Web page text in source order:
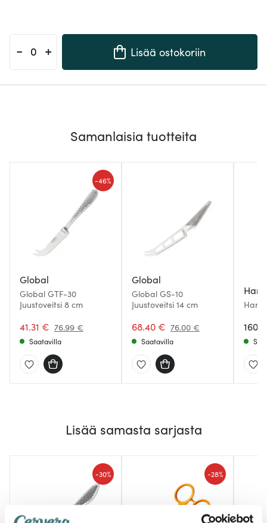
- + Lisää ostokoriin
Samanlaisia tuotteita
Global
Global GTF-30
Juustoveitsi 8 cm
41.31 € 76.99 €
-46%
Saatavilla
Global
Global GS-10
Juustoveitsi 14 cm
68.40 € 76.00 €
Saatavilla
Lisää samasta sarjasta
-30% -28%